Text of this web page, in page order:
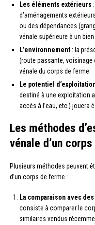
Les éléments extérieurs
d’aménagements
ou des dépendances
vénale supérieure à un
L’environnement : la
(route passante, voisinage
vénale du corps de ferme.
Le potentiel
destiné à une exploitation
accès à l’eau, etc.) jouera
Les méthodes
vénale d’un
Plusieurs méthodes peuvent
d’un corps de ferme :
La comparaison avec
consiste à comparer le
similaires vendus